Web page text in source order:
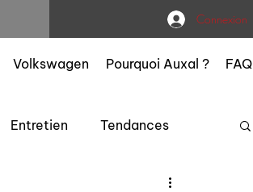
Connexion
Volkswagen Pourquoi Auxal ? FAQ
Entretien Tendances